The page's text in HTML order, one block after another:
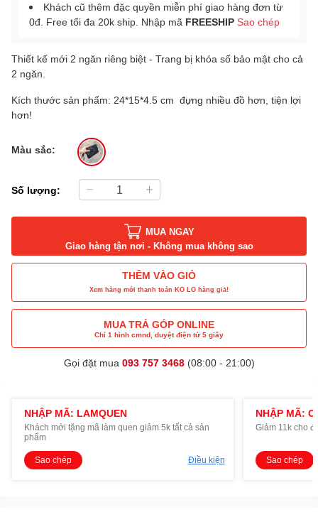
Khách cũ thêm đặc quyền miễn phí giao hàng đơn từ
0đ. Free tối đa 20k ship. Nhập mã FREESHIP Sao chép
Thiết kế mới 2 ngăn riêng biệt - Trang bị khóa số bảo mật cho cả
2 ngăn.
Kích thước sản phẩm: 24*15*4.5 cm đựng nhiều đồ hơn, tiện lợi
hơn!
Màu sắc:
Số lượng:
MUA NGAY
Giao hàng tận nơi - Không mua không sao
THÊM VÀO GIỎ
Xem hàng mới thanh toán KO LO hàng giả!
MUA TRẢ GÓP ONLINE
Chỉ 1 hình cmnd, duyệt điện tử 5 giây
Gọi đặt mua 093 757 3468(08:00 - 21:00)
NHẬP MÃ: LAMQUEN
Khách mới tặng mã làm quen giảm 5k tất cả sản
phẩm
Sao chép Điều kiện
NHẬP MÃ:
Giảm 11k cho
Sao chép